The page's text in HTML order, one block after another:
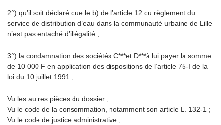
2°) qu’il soit déclaré que le b) de l’article 12 du règlement du
service de distribution d’eau dans la communauté urbaine de Lille
n’est pas entaché d’illégalité ;
3°) la condamnation des sociétés C***et D***à lui payer la somme
de 10 000 F en application des dispositions de l’article 75-I de la
loi du 10 juillet 1991 ;
Vu les autres pièces du dossier ;
Vu le code de la consommation, notamment son article L. 132-1 ;
Vu le code de justice administrative ;